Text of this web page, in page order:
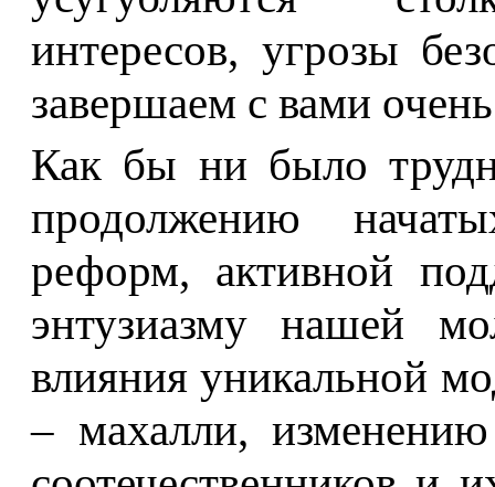
интересов, угрозы
завершаем с вами
Как бы ни было
продолжению
реформ, активной
энтузиазму нашей
влияния уникальной
– махалли,